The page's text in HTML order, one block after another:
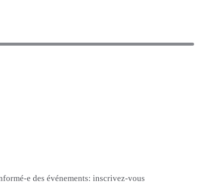
e des événements: inscrivez-vous